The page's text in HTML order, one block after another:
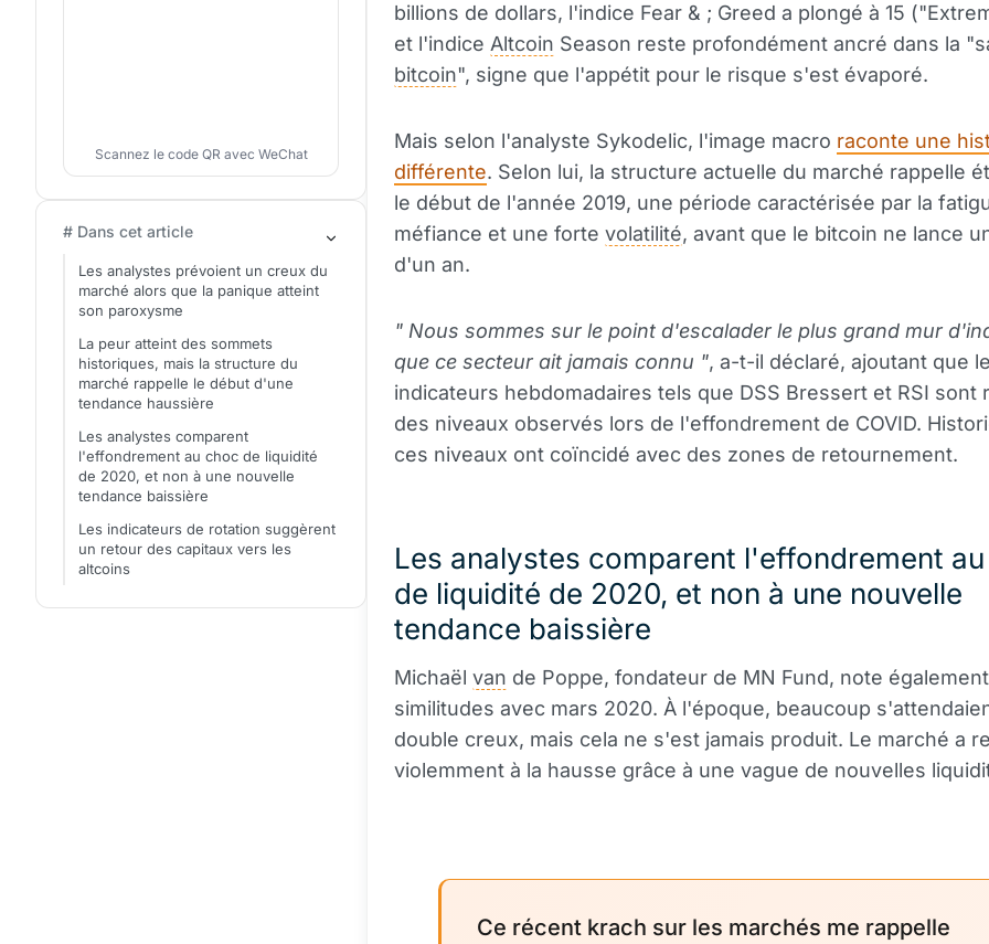
billions de dollars, l'indice Fear & ; Greed a plongé à 15
et l'indice Altcoin Season reste profondément ancré dans la
bitcoin", signe que l'appétit pour le risque s'est évaporé.
Mais selon l'analyste Sykodelic, l'image macro raconte une
différente. Selon lui, la structure actuelle du marché rappelle
le début de l'année 2019, une période caractérisée par la
méfiance et une forte volatilité, avant que le bitcoin ne lance
d'un an.
" Nous sommes sur le point d'escalader le plus grand mur
que ce secteur ait jamais connu ", a-t-il déclaré, ajoutant que
indicateurs hebdomadaires tels que DSS Bressert et RSI sont
des niveaux observés lors de l'effondrement de COVID.
ces niveaux ont coïncidé avec des zones de retournement.
Les analystes comparent l'effondrement
de liquidité de 2020, et non à une nouvelle
tendance baissière
Michaël van de Poppe, fondateur de MN Fund, note
similitudes avec mars 2020. À l'époque, beaucoup
double creux, mais cela ne s'est jamais produit. Le marché a
violemment à la hausse grâce à une vague de nouvelles
Ce récent krach sur les marchés me rappelle
Scannez le code QR avec WeChat
# Dans cet article
Les analystes prévoient un creux du
marché alors que la panique atteint
son paroxysme
La peur atteint des sommets
historiques, mais la structure du
marché rappelle le début d'une
tendance haussière
Les analystes comparent
l'effondrement au choc de liquidité
de 2020, et non à une nouvelle
tendance baissière
Les indicateurs de rotation suggèrent
un retour des capitaux vers les
altcoins